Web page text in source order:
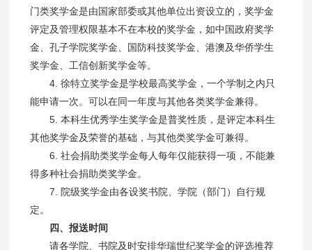
门类奖学金是由国家部委或其他单位出资设立的，奖学金
评定及管理权限基本不在本校的奖学金，如中国政府奖学
金、孔子学院奖学金、国防科技奖学金、港澳及华侨学生
奖学金、工信创新奖学金等。
4. 徐特立奖学金是学校最高奖学金，一个学制之内只
能申请一次。可以在同一年度与其他各类奖学金兼得。
5. 本科生优秀学生奖学金是普奖性质，是评定本科生
其他奖学金及荣誉的基础，与其他类奖学金可兼得。
6. 社会捐助类奖学金每人每年仅能获得一项，不能兼
得多种社会捐助类奖学金。
7. 院级奖学金由各设奖书院、学院（部门）自行规
定。
四、报送时间
请各学院、书院及时安排华瑞世纪奖学金的评选推荐